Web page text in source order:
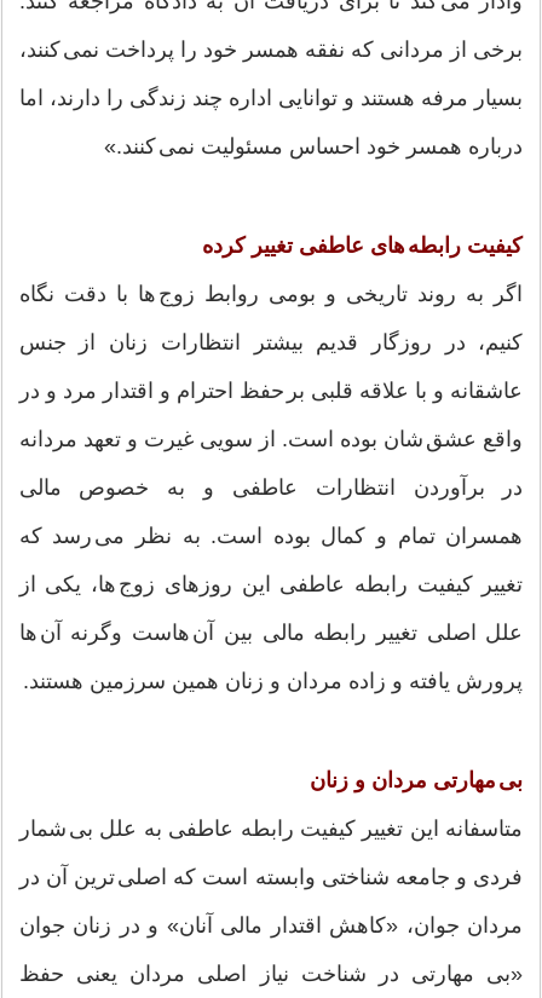
برخی از مردانی که نفقه همسر خود را پرداخت نمی کنند،
بسیار مرفه هستند و توانایی اداره چند زندگی را دارند، اما
درباره همسر خود احساس مسئولیت نمی کنند.»
کیفیت رابطه های عاطفی تغییر کرده
اگر به روند تاریخی و بومی روابط زوج ها با دقت نگاه
کنیم، در روزگار قدیم بیشتر انتظارات زنان از جنس
عاشقانه و با علاقه قلبی بر حفظ احترام و اقتدار مرد و در
واقع عشق شان بوده است. از سویی غیرت و تعهد مردانه
در برآوردن انتظارات عاطفی و به خصوص مالی
همسران تمام و کمال بوده است. به نظر می رسد که
تغییر کیفیت رابطه عاطفی این روزهای زوج ها، یکی از
علل اصلی تغییر رابطه مالی بین آن هاست وگرنه آن ها
پرورش یافته و زاده مردان و زنان همین سرزمین هستند.
بی مهارتی مردان و زنان
متاسفانه این تغییر کیفیت رابطه عاطفی به علل بی شمار
فردی و جامعه شناختی وابسته است که اصلی ترین آن در
مردان جوان، «کاهش اقتدار مالی آنان» و در زنان جوان
«بی مهارتی در شناخت نیاز اصلی مردان یعنی حفظ